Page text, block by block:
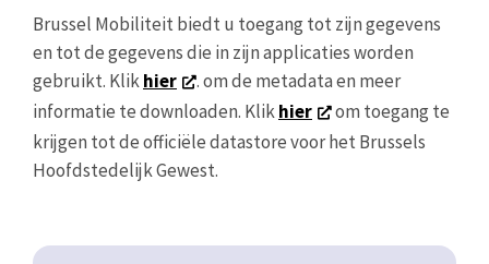
Brussel Mobiliteit biedt u toegang tot zijn gegevens
en tot de gegevens die in zijn applicaties worden
gebruikt. Klikhier
. om de metadata en meer
informatie te downloaden. Klikhier
om toegang te
krijgen tot de officiële datastore voor het Brussels
Hoofdstedelijk Gewest.